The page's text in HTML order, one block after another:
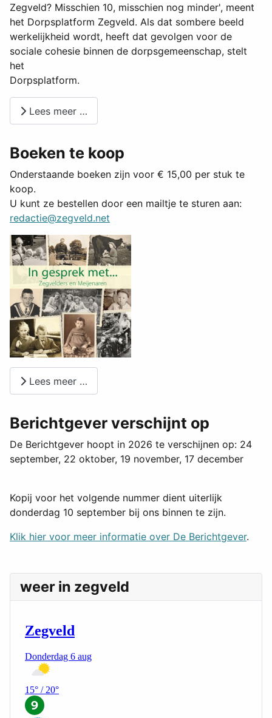
weer in zegveld
Zegveld? Misschien 10, misschien nog minder', meent
het Dorpsplatform Zegveld. Als dat sombere beeld
werkelijkheid wordt, heeft dat gevolgen voor de
sociale cohesie binnen de dorpsgemeenschap, stelt
het
Dorpsplatform.
Lees meer …
Boeken te koop
Onderstaande boeken zijn voor € 15,00 per stuk te
koop.
U kunt ze bestellen door een mailtje te sturen aan:
redactie@zegveld.net
Lees meer …
Berichtgever verschijnt op
De Berichtgever hoopt in 2026 te verschijnen op: 24
september, 22 oktober, 19 november, 17 december
Kopij voor het volgende nummer dient uiterlijk
donderdag 10 september bij ons binnen te zijn.
Klik hier voor meer informatie over De Berichtgever.